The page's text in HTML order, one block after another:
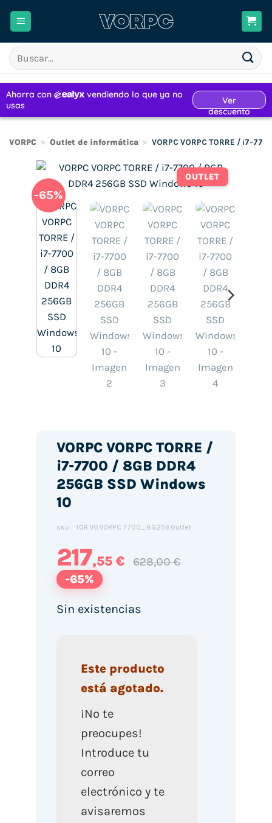
Buscar
por:
VORPC » Outlet de informática » VORPC VORPC TORRE / i7-
OUTLET
-65%
VORPC VORPC TORRE /
i7-7700 / 8GB DDR4
256GB SSD Windows
10
SKU: TOR.VO.VORPC.7700_8G256.Outlet
217,55 € 628,00 €
-65%
Sin existencias
Este producto
está agotado.
¡No te
preocupes!
Introduce tu
correo
electrónico y te
avisaremos